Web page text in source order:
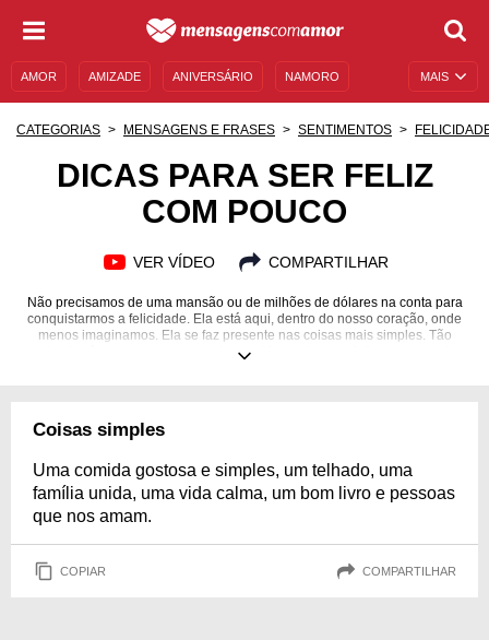
MAIS
AMOR AMIZADE ANIVERSÁRIO NAMORO
MENSAGENS E FRASES MENSAGENS DE ANIVERSÁRIO
CATEGORIAS MENSAGENS E FRASES SENTIMENTOS
DICAS PARA SER FELIZ
COM POUCO
VER VÍDEO COMPARTILHAR
Não precisamos de uma mansão ou de milhões de dólares na conta para
conquistarmos a felicidade. Ela está aqui, dentro do nosso coração, onde
menos imaginamos. Ela se faz presente nas coisas mais simples. Tão
simples às vezes nem a percebemos! Aprenda a ser feliz com pouco!
Coisas simples
Uma comida gostosa e simples, um telhado, uma
família unida, uma vida calma, um bom livro e pessoas
que nos amam.
COPIAR COMPARTILHAR